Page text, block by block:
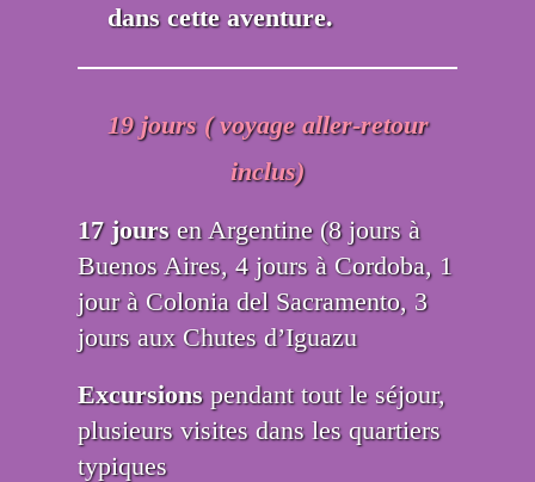
dans cette aventure.
19 jours ( voyage aller-retour
inclus)
17 joursen Argentine (8 jours à
Buenos Aires, 4 jours à Cordoba, 1
jour à Colonia del Sacramento, 3
jours aux Chutes d’Iguazu
Excursionspendant tout le séjour,
plusieurs visites dans les quartiers
typiques